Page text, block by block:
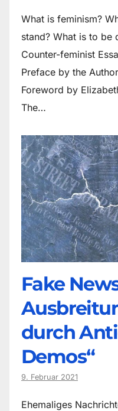
What is feminism?
stand? What is to be
Counter-feminist
Preface by the
Foreword by
The…
Fake
durch
Demos“
9. Februar 2021
Ehemaliges